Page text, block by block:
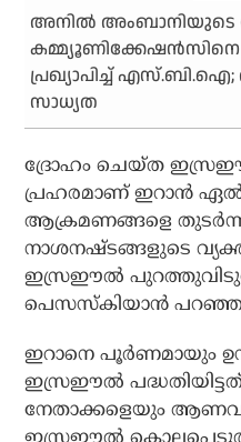
അനില്‍ അംബാനിയുടെ
കമ്മ്യൂണിക്കേഷന്‍സിനെ
പ്രഖ്യാപിച്ച് എസ്.ബി.ഐ;
സാധ്യത
ദ്രോഹം ചെയ്ത
പ്രഹരമാണ് ഇറാന്‍
ആക്രമണങ്ങളെ
നാശനഷ്ടങ്ങളുടെ
ഇസ്രഈല്‍
പെസസ്‌കിയാന്‍
ഇറാനെ പൂര്‍ണമായും
ഇസ്രഈല്‍
നേതാക്കളെയും
ഇസ്രഈല്‍